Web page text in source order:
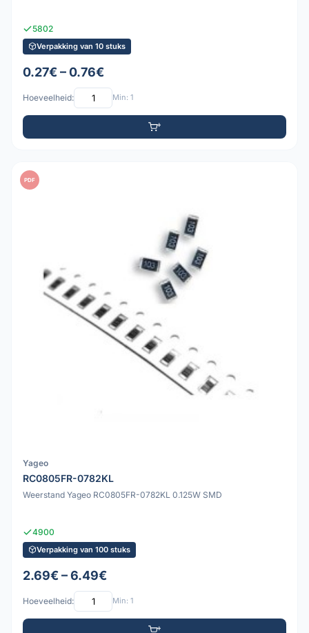
5802
Verpakking van 10 stuks
0.27€ – 0.76€
Hoeveelheid: Min: 1
PDF
Yageo
RC0805FR-0782KL
Weerstand Yageo RC0805FR-0782KL 0.125W SMD
4900
Verpakking van 100 stuks
2.69€ – 6.49€
Hoeveelheid: Min: 1